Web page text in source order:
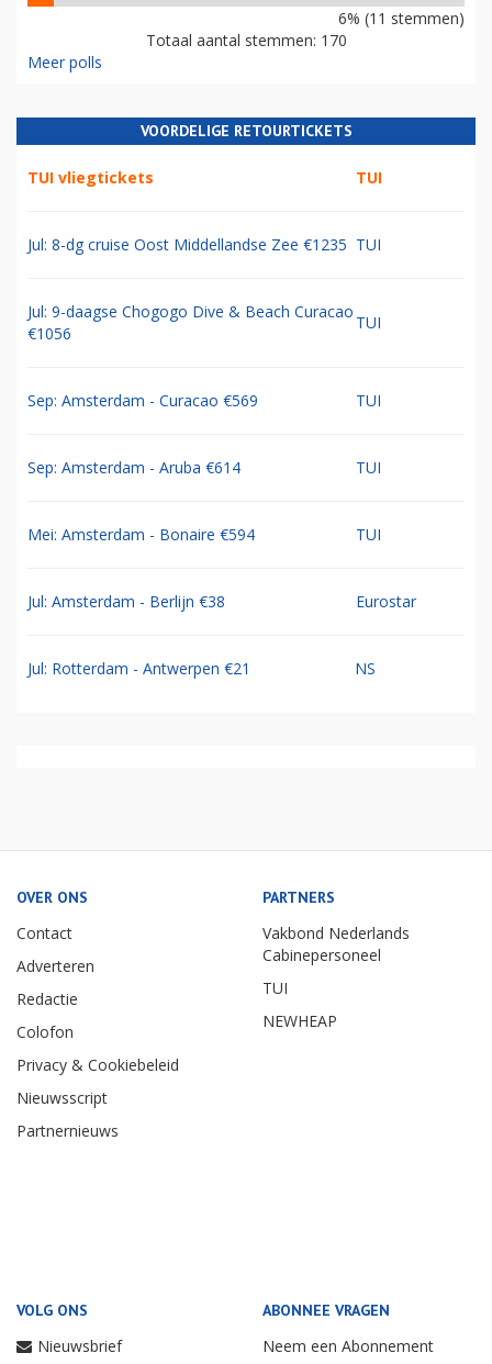
6% (11 stemmen)
Totaal aantal stemmen: 170
Meer polls
VOORDELIGE RETOURTICKETS
TUI vliegtickets TUI
Jul: 8-dg cruise Oost Middellandse Zee €1235 TUI
Jul: 9-daagse Chogogo Dive & Beach Curacao
€1056
TUI
Sep: Amsterdam - Curacao €569 TUI
Sep: Amsterdam - Aruba €614 TUI
Mei: Amsterdam - Bonaire €594 TUI
Jul: Amsterdam - Berlijn €38 Eurostar
Jul: Rotterdam - Antwerpen €21 NS
OVER ONS
Contact
Adverteren
Redactie
Colofon
Privacy & Cookiebeleid
Nieuwsscript
Partnernieuws
PARTNERS
Vakbond Nederlands
Cabinepersoneel
TUI
NEWHEAP
VOLG ONS
Nieuwsbrief
ABONNEE VRAGEN
Neem een Abonnement